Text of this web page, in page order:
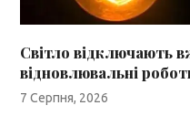
Світло відключають
відновлювальні
7 Серпня, 2026